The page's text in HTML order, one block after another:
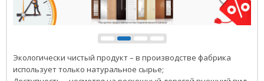
Экологически чистый продукт – в производстве фабрика
использует только натуральное сырье;